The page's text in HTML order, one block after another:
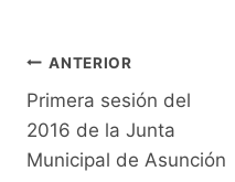
Navegación
de
entradas
ANTERIOR
Primera sesión del
2016 de la Junta
Municipal de Asunción